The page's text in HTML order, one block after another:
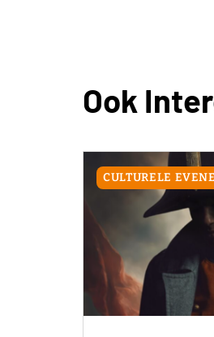
Ook
CULTURELE